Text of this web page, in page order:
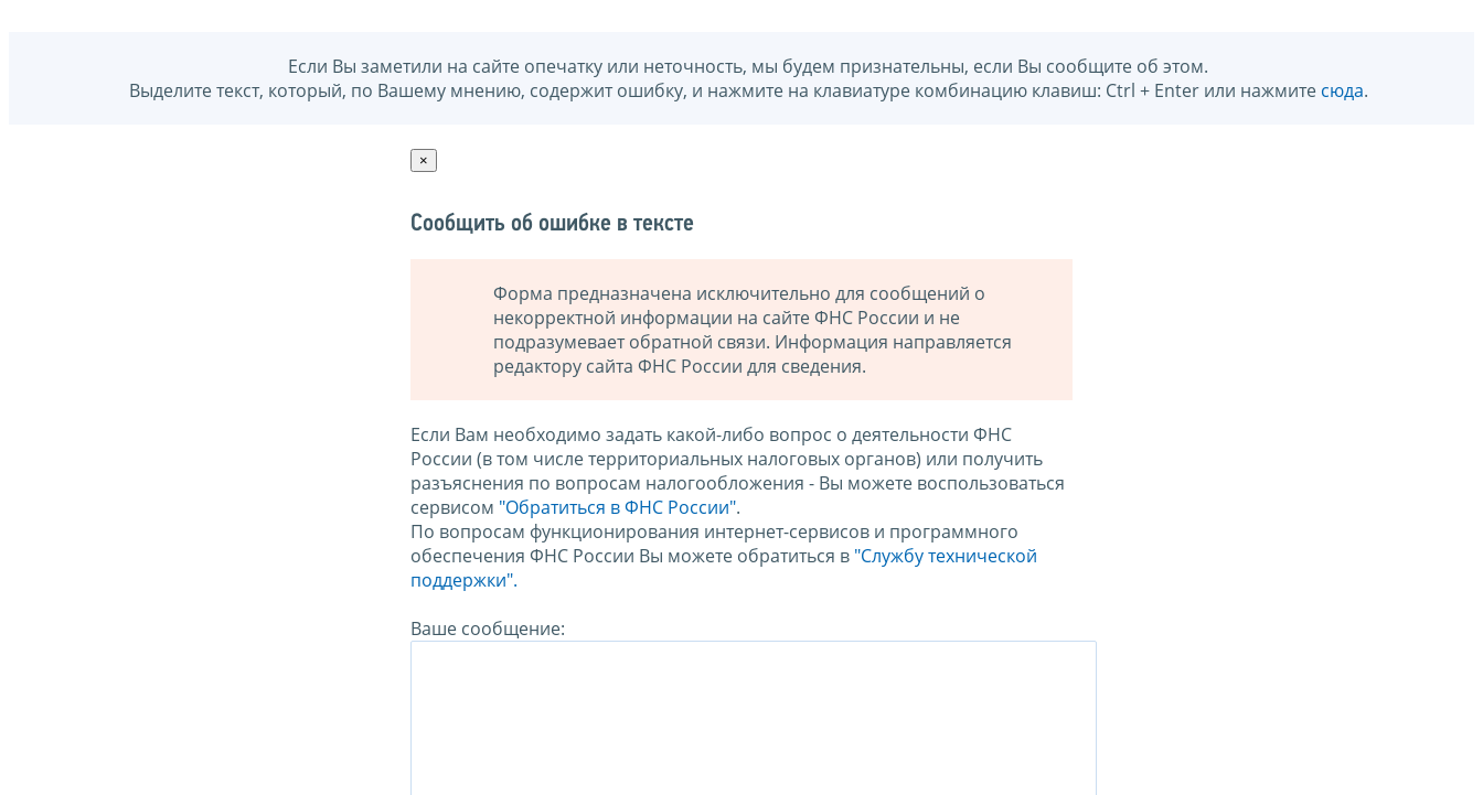
Если Вы заметили на сайте опечатку или неточность, мы будем признательны, если Вы сообщите об этом.
Выделите текст, который, по Вашему мнению, содержит ошибку, и нажмите на клавиатуре комбинацию клавиш: Ctrl + Enter или нажмите сюда.
×
Сообщить об ошибке в тексте
Форма предназначена исключительно для сообщений о
некорректной информации на сайте ФНС России и не
подразумевает обратной связи. Информация направляется
редактору сайта ФНС России для сведения.
Если Вам необходимо задать какой-либо вопрос о деятельности ФНС
России (в том числе территориальных налоговых органов) или получить
разъяснения по вопросам налогообложения - Вы можете воспользоваться
сервисом "Обратиться в ФНС России".
По вопросам функционирования интернет-сервисов и программного
обеспечения ФНС России Вы можете обратиться в "Службу технической
поддержки".
Ваше сообщение: